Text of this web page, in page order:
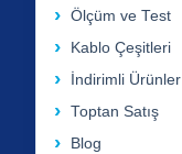
Ölçüm ve Test
Kablo Çeşitleri
İndirimli Ürünler
Toptan Satış
Blog